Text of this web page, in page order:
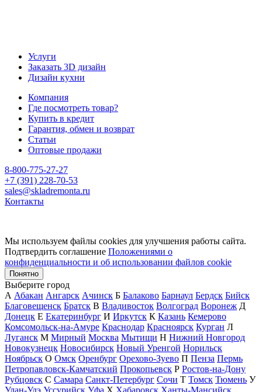
Услуги
Заказать 3D дизайн
Дизайн кухни
Компания
Где посмотреть товар?
Купить в кредит
Гарантия, обмен и возврат
Статьи
Оптовые продажи
8-800-775-27-27
+7 (391) 228-70-53
sales@skladremonta.ru
Контакты
Мы используем файлы cookies для улучшения работы сайта.
Подтвердить соглашение Положениями о
конфиденциальности и об использовании файлов cookie
Понятно
Выберите город
А Абакан Ангарск Ачинск Б Балаково Барнаул Бердск Бийск
Благовещенск Братск В Владивосток Волгоград Воронеж Д
Донецк Е Екатеринбург И Иркутск К Казань Кемерово
Комсомольск-на-Амуре Краснодар Красноярск Курган Л
Луганск М Мирный Москва Мытищи Н Нижний Новгород
Новокузнецк Новосибирск Новый Уренгой Норильск
Ноябрьск О Омск Оренбург Орехово-Зуево П Пенза Пермь
Петропавловск-Камчатский Прокопьевск Р Ростов-на-Дону
Рубцовск С Самара Санкт-Петербург Сочи Т Томск Тюмень У
Улан-Удэ Уссурийск Уфа Х Хабаровск Ханты-Мансийск